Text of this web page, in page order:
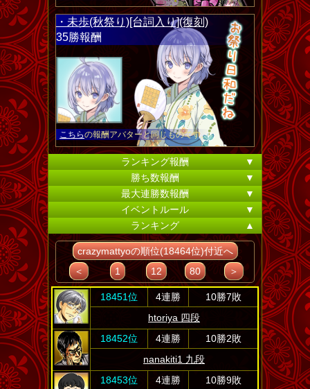
・未歩(秋祭り)[台詞入り](復刻)
35勝報酬
こちらの報酬アバターと同じものです。
ランキング報酬
▼
勝ち数報酬
▼
最大連勝数報酬
▼
イベントルール
▼
ランキング
▲
crazymattyoの順位(18464位)付近へ
＜
1 12 80 ＞
18451位 4連勝
10勝7敗
htoriya 四段
18452位
4連勝
10勝2敗
nanakiti1 九段
18453位
4連勝
10勝9敗